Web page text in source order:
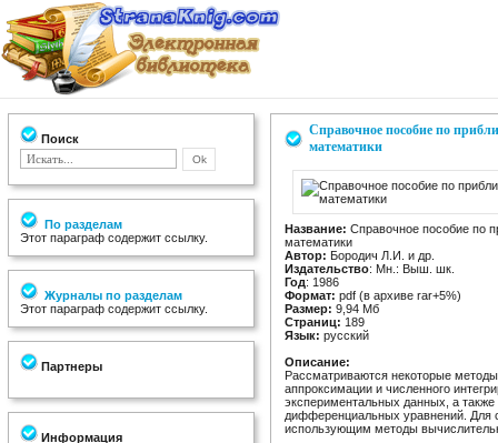
Поиск
По разделам
Этот параграф содержит ссылку.
Журналы по разделам
Этот параграф содержит ссылку.
Партнеры
Информация
Справочное пособие по
математики
Название: Справочное пособие по
математики
Автор: Бородич Л.И. и др.
Издательство: Мн.: Выш. шк.
Год: 1986
Формат: pdf (в архиве rar+5%)
Размер: 9,94 Мб
Страниц: 189
Язык: русский
Описание:
Рассматриваются некоторые
аппроксимации и численного
экспериментальных данных, а
дифференциальных уравнений. Для
использующим методы